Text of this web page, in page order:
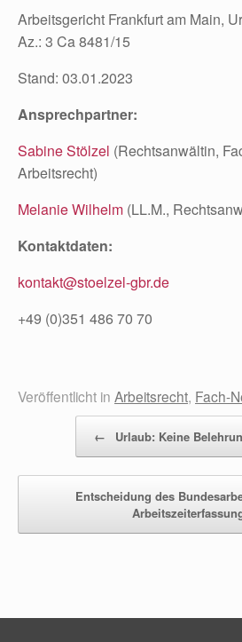
Arbeitsgericht Frankfurt am Main,
Az.: 3 Ca 8481/15
Stand: 03.01.2023
Ansprechpartner:
Sabine Stölzel (Rechtsanwältin,
Arbeitsrecht)
Melanie Wilhelm (LL.M.,
Kontaktdaten:
kontakt@stoelzel-gbr.de
+49 (0)351 486 70 70
Veröffentlicht in Arbeitsrecht, Fach-
Beitragsnavigation
←
Urlaub: Keine
Entscheidung des